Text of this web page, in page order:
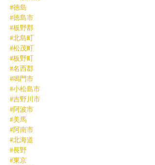
#徳島
#徳島市
#板野郡
#北島町
#松茂町
#板野町
#名西郡
#鳴門市
#小松島市
#吉野川市
#阿波市
#美馬
#阿南市
#北海道
#長野
#東京